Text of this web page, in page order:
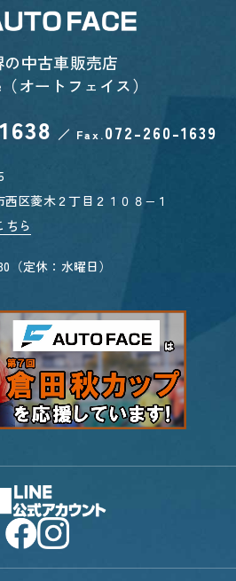
の中古車販売店
オートフェイス）
／ Fax.072-260-1639
西区菱木２丁目２１０８−１
ちら
（定休：水曜日）